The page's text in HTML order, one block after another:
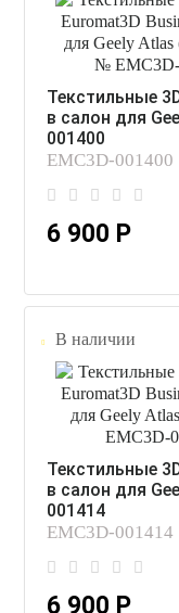
Текстильные
в салон для
001400
EMC3D-001400
6 900 Р
В наличии
Текстильные
в салон для
001414
EMC3D-001414
6 900 Р